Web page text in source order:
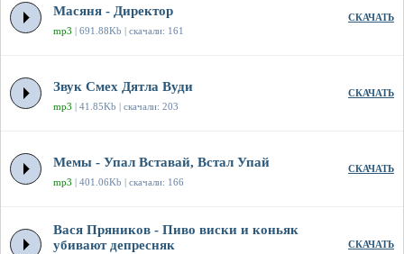
Масяня - Директор
mp3 | 691.88Kb | скачали: 161
СКАЧАТЬ
Звук Смех Дятла Вуди
mp3 | 41.85Kb | скачали: 203
СКАЧАТЬ
Мемы - Упал Вставай, Встал Упай
mp3 | 401.06Kb | скачали: 166
СКАЧАТЬ
Вася Пряников - Пиво виски и коньяк
убивают депресняк
СКАЧАТЬ